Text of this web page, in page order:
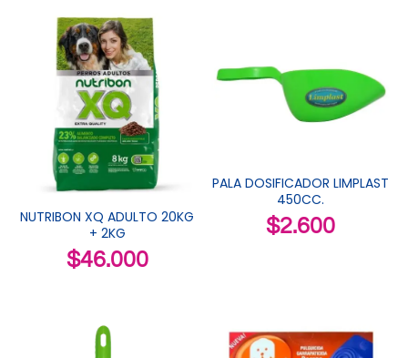
NUTRIBON XQ ADULTO 20KG
+ 2KG
$46.000
PALA DOSIFICADOR LIMPLAST
450CC.
$2.600